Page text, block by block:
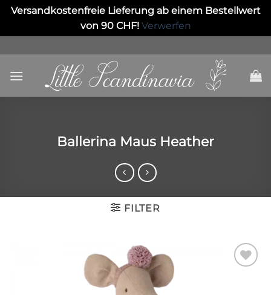
Versandkostenfreie Lieferung ab einem Bestellwert
von 90 CHF! Verwerfen
to
content
Ballerina Maus Heather
FILTER